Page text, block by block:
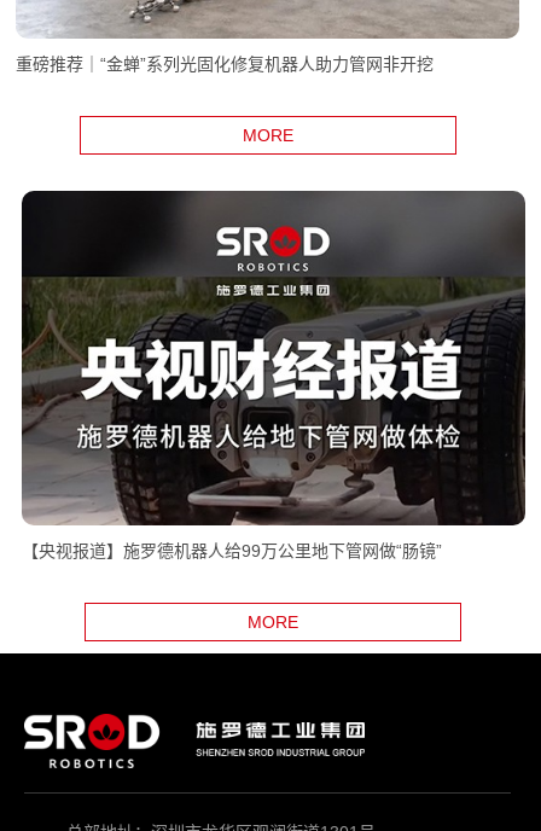
重磅推荐｜“金蝉”系列光固化修复机器人助力管网非开挖
MORE
【央视报道】施罗德机器人给99万公里地下管网做“肠镜”
MORE